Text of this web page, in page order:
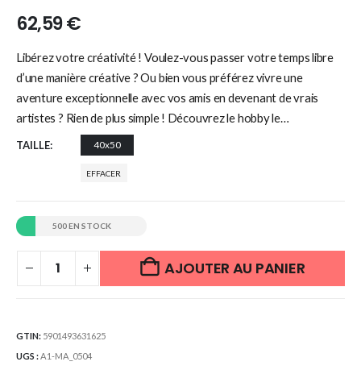
62,59€
Libérez votre créativité ! Voulez-vous passer votre temps libre
d’une manière créative ? Ou bien vous préférez vivre une
aventure exceptionnelle avec vos amis en devenant de vrais
artistes ? Rien de plus simple ! Découvrez le hobby le…
TAILLE 40x50
EFFACER
500 EN STOCK
AJOUTER AU PANIER
GTIN: 5901493631625
UGS :A1-MA_0504